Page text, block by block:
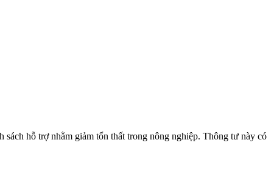
hỗ trợ nhằm giảm tổn thất trong nông nghiệp. Thông tư này có